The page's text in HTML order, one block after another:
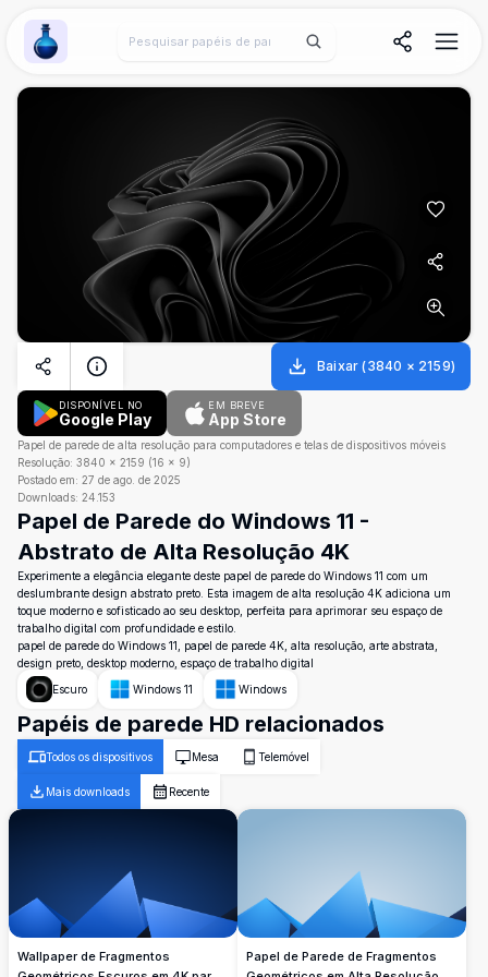
Wallpaper Alchemy
Baixar (3840 × 2159)
DISPONÍVEL NO
Google Play
EM BREVE
App Store
Papel de parede de alta resolução para computadores e telas de dispositivos móveis
Resolução: 3840 × 2159 (16 × 9)
Postado em: 27 de ago. de 2025
Downloads: 24.153
Papel de Parede do Windows 11 -
Abstrato de Alta Resolução 4K
Experimente a elegância elegante deste papel de parede do Windows 11 com um
deslumbrante design abstrato preto. Esta imagem de alta resolução 4K adiciona um
toque moderno e sofisticado ao seu desktop, perfeita para aprimorar seu espaço de
trabalho digital com profundidade e estilo.
papel de parede do Windows 11, papel de parede 4K, alta resolução, arte abstrata,
design preto, desktop moderno, espaço de trabalho digital
Escuro
Windows 11 Windows
Papéis de parede HD relacionados
Todos os dispositivos Mesa Telemóvel
Mais downloads Recente
Wallpaper de Fragmentos
Papel de Parede de Fragmentos